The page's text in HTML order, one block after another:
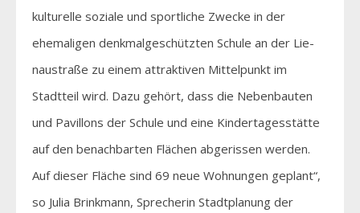
kulturelle soziale und sportliche Zwecke in der
ehemaligen denkmalgeschützten Schule an der Lie-
naustraße zu einem attraktiven Mittelpunkt im
Stadtteil wird. Dazu gehört, dass die Nebenbauten
und Pavillons der Schule und eine Kindertagesstätte
auf den benachbarten Flächen abgerissen werden.
Auf dieser Fläche sind 69 neue Wohnungen geplant“,
so Julia Brinkmann, Sprecherin Stadtplanung der